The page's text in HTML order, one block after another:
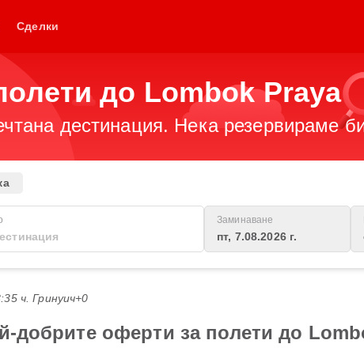
Сделки
до Lombok Praya
дестинация. Нека резервираме
Заминаване
пт, 7.08.2026 г.
ч. Гринуич+0
добрите оферти за полети до